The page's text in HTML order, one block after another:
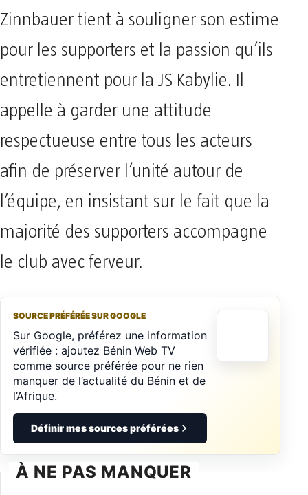
Zinnbauer tient à souligner son estime
pour les supporters et la passion qu’ils
entretiennent pour la JS Kabylie. Il
appelle à garder une attitude
respectueuse entre tous les acteurs
afin de préserver l’unité autour de
l’équipe, en insistant sur le fait que la
majorité des supporters accompagne
le club avec ferveur.
SOURCE PRÉFÉRÉE SUR GOOGLE
Sur Google, préférez une information
vérifiée : ajoutez Bénin Web TV
comme source préférée pour ne rien
manquer de l’actualité du Bénin et de
l’Afrique.
Définir mes sources préférées
À NE PAS MANQUER